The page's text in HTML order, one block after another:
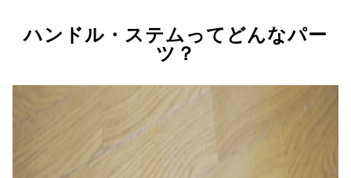
ハンドル・ステムってどんなパー
ツ？